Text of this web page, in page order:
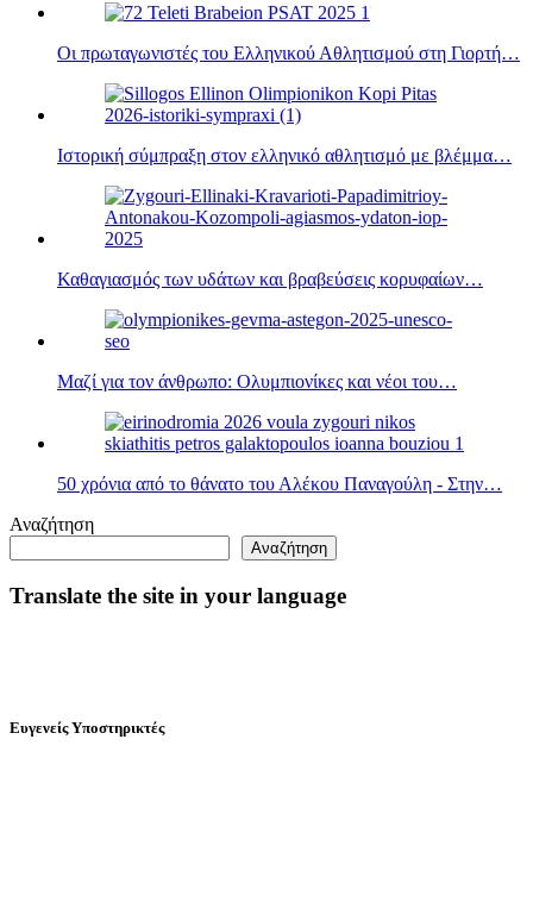
Οι πρωταγωνιστές του Ελληνικού Αθλητισμού στη Γιορτή…
Ιστορική σύμπραξη στον ελληνικό αθλητισμό με βλέμμα…
Καθαγιασμός των υδάτων και βραβεύσεις κορυφαίων…
Μαζί για τον άνθρωπο: Ολυμπιονίκες και νέοι του…
50 χρόνια από το θάνατο του Αλέκου Παναγούλη - Στην…
Αναζήτηση
Αναζήτηση
Translate the site in your language
Ευγενείς Υποστηρικτές